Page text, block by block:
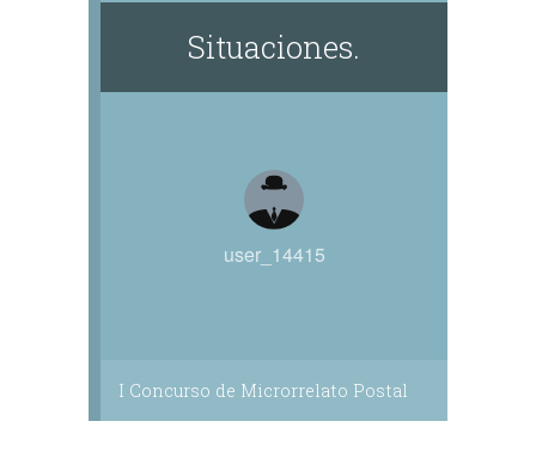
Situaciones.
user_14415
I Concurso de Microrrelato Postal